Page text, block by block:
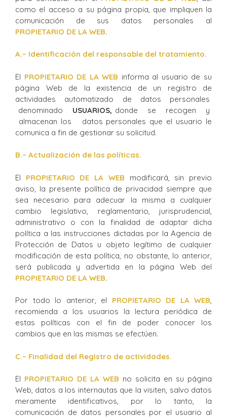
como el acceso a su página propia, que impliquen la
comunicación de sus datos personales al
PROPIETARIO DE LA WEB.
A.– Identificación del responsable del tratamiento.
El PROPIETARIO DE LA WEB informa al usuario de su
página Web de la existencia de un registro de
actividades automatizado de datos personales
denominado USUARIOS, donde se recogen y
almacenan los datos personales que el usuario le
comunica a fin de gestionar su solicitud.
B.– Actualización de las políticas.
El PROPIETARIO DE LA WEB modificará, sin previo
aviso, la presente política de privacidad siempre que
sea necesario para adecuar la misma a cualquier
cambio legislativo, reglamentario, jurisprudencial,
administrativo o con la finalidad de adaptar dicha
política a las instrucciones dictadas por la Agencia de
Protección de Datos u objeto legítimo de cualquier
modificación de esta política, no obstante, lo anterior,
será publicada y advertida en la página Web del
PROPIETARIO DE LA WEB.
Por todo lo anterior, el PROPIETARIO DE LA WEB,
recomienda a los usuarios la lectura periódica de
estas políticas con el fin de poder conocer los
cambios que en las mismas se efectúen.
C.– Finalidad del Registro de actividades.
El PROPIETARIO DE LA WEB no solicita en su página
Web, datos a los internautas que la visiten, salvo datos
meramente identificativos, por lo tanto, la
comunicación de datos personales por el usuario al